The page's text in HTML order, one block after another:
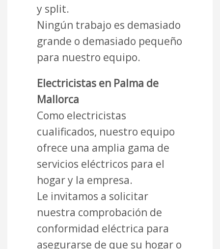
y split.
Ningún trabajo es demasiado
grande o demasiado pequeño
para nuestro equipo.
Electricistas en Palma de
Mallorca
Como electricistas
cualificados, nuestro equipo
ofrece una amplia gama de
servicios eléctricos para el
hogar y la empresa.
Le invitamos a solicitar
nuestra comprobación de
conformidad eléctrica para
asegurarse de que su hogar o